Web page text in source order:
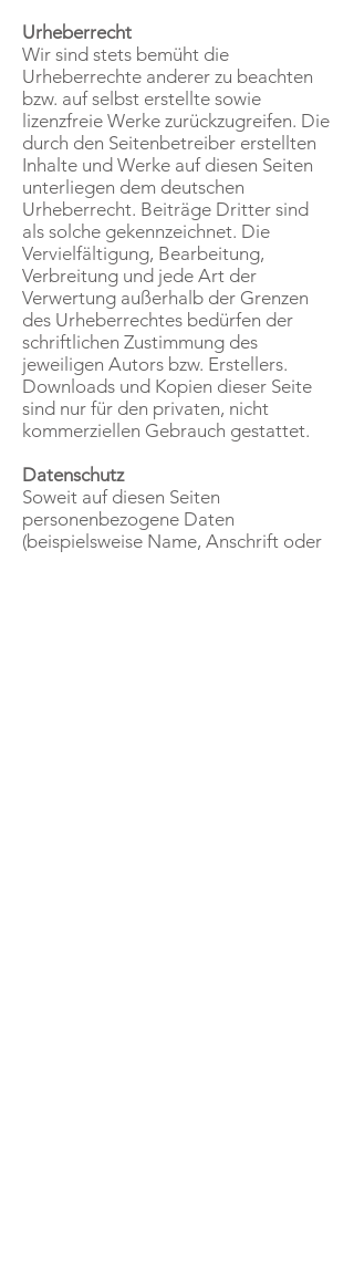
Urheberrecht
Wir sind stets bemüht die
Urheberrechte anderer zu beachten
bzw. auf selbst erstellte sowie
lizenzfreie Werke zurückzugreifen. Die
durch den Seitenbetreiber erstellten
Inhalte und Werke auf diesen Seiten
unterliegen dem deutschen
Urheberrecht. Beiträge Dritter sind
als solche gekennzeichnet. Die
Vervielfältigung, Bearbeitung,
Verbreitung und jede Art der
Verwertung außerhalb der Grenzen
des Urheberrechtes bedürfen der
schriftlichen Zustimmung des
jeweiligen Autors bzw. Erstellers.
Downloads und Kopien dieser Seite
sind nur für den privaten, nicht
kommerziellen Gebrauch gestattet.
Datenschutz
Soweit auf diesen Seiten
personenbezogene Daten
(beispielsweise Name, Anschrift oder